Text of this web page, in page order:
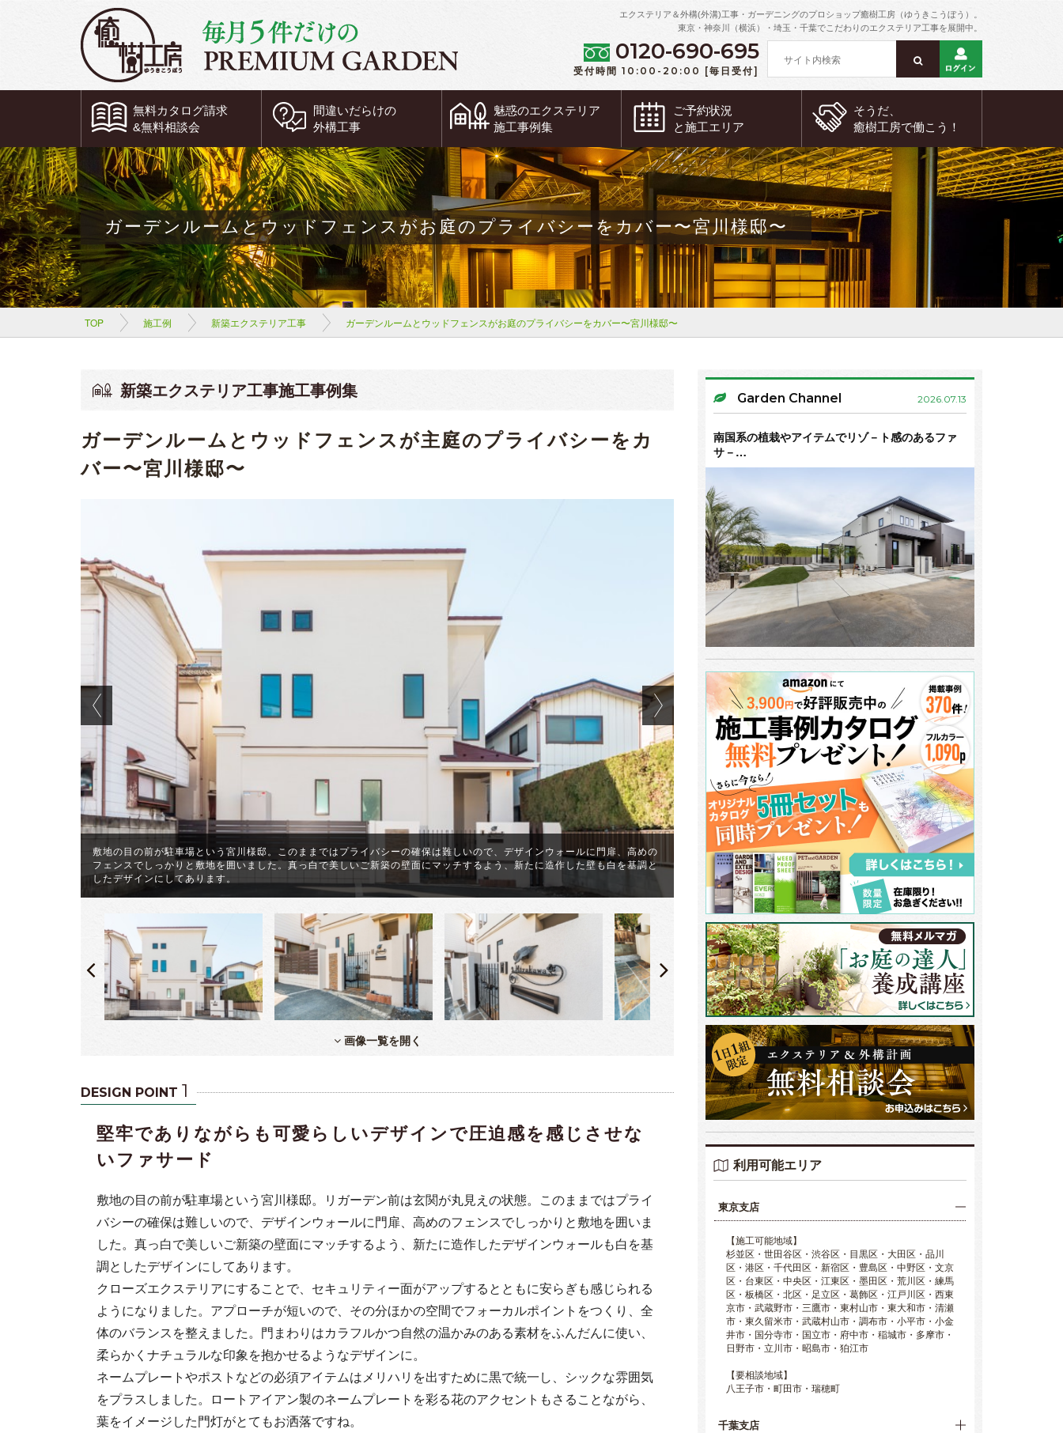
エクステリア＆外構(外溝)工事・ガーデニングのプロショップ癒樹工房（ゆうきこうぼう）。
東京・神奈川（横浜）・埼玉・千葉でこだわりのエクステリア工事を展開中。
0120-690-695
受付時間 10:00-20:00 [毎日受付]
無料カタログ請求
&無料相談会
間違いだらけの
外構工事
魅惑のエクステリア
施工事例集
ご予約状況
と施工エリア
そうだ、
癒樹工房で働こう！
ガーデンルームとウッドフェンスがお庭のプライバシーをカバー〜宮川様邸〜
TOP 施工例 新築エクステリア工事 ガーデンルームとウッドフェンスがお庭のプライバシーをカバー〜宮川様邸〜
新築エクステリア工事施工事例集
ガーデンルームとウッドフェンスが主庭のプライバシーをカ
バー〜宮川様邸〜
敷地の目の前が駐車場という宮川様邸。このままではプライバシーの確保は難しいので、デザインウォールに門扉、高めの
フェンスでしっかりと敷地を囲いました。真っ白で美しいご新築の壁面にマッチするよう、新たに造作した壁も白を基調と
したデザインにしてあります。
前庭はアプローチが短いので、その分ほかの空間でフォーカルポイント（見
た。門まわりはカラフルかつ自然の温かみのある素材をふんだんに使い、柔
インに。
画像一覧を開く
DESIGN POINT 1
堅牢でありながらも可愛らしいデザインで圧迫感を感じさせな
いファサード
敷地の目の前が駐車場という宮川様邸。リガーデン前は玄関が丸見えの状態。このままではプライ
バシーの確保は難しいので、デザインウォールに門扉、高めのフェンスでしっかりと敷地を囲いま
した。真っ白で美しいご新築の壁面にマッチするよう、新たに造作したデザインウォールも白を基
調としたデザインにしてあります。
クローズエクステリアにすることで、セキュリティー面がアップするとともに安らぎも感じられる
ようになりました。アプローチが短いので、その分ほかの空間でフォーカルポイントをつくり、全
体のバランスを整えました。門まわりはカラフルかつ自然の温かみのある素材をふんだんに使い、
柔らかくナチュラルな印象を抱かせるようなデザインに。
ネームプレートやポストなどの必須アイテムはメリハリを出すために黒で統一し、シックな雰囲気
をプラスしました。ロートアイアン製のネームプレートを彩る花のアクセントもさることながら、
葉をイメージした門灯がとてもお洒落ですね。
Garden Channel 2026.07.13
南国系の植栽やアイテムでリゾ－ト感のあるファ
サ－…
利用可能エリア
東京支店
【施工可能地域】
杉並区・世田谷区・渋谷区・目黒区・大田区・品川
区・港区・千代田区・新宿区・豊島区・中野区・文京
区・台東区・中央区・江東区・墨田区・荒川区・練馬
区・板橋区・北区・足立区・葛飾区・江戸川区・西東
京市・武蔵野市・三鷹市・東村山市・東大和市・清瀬
市・東久留米市・武蔵村山市・調布市・小平市・小金
井市・国分寺市・国立市・府中市・稲城市・多摩市・
日野市・立川市・昭島市・狛江市
【要相談地域】
八王子市・町田市・瑞穂町
千葉支店